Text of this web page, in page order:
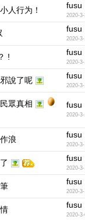
人行为！ fusu
2020-
fusu
2020-
! fusu
2020-
說了呢 fusu
2020-
眾真相
fusu
2020-
浪 fusu
2020-3-
fusu
2020-
fusu
2020-
fusu
2020-3-